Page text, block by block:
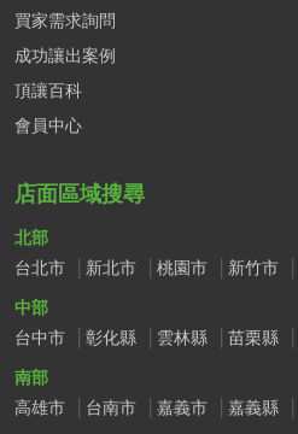
買家需求詢問
成功讓出案例
頂讓百科
會員中心
店面區域搜尋
北部
台北市
新北市 桃園市 新竹市
中部
台中市
彰化縣 雲林縣 苗栗縣
南部
高雄市
台南市 嘉義市 嘉義縣